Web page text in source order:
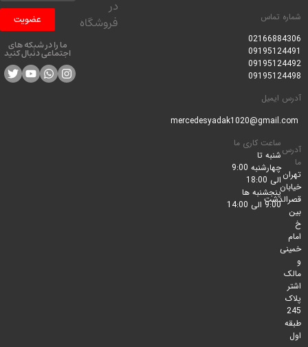
تماس
ساعت کاری ما
شنبه تا
چهارشنبه 9:00
الی 18:00
پنجشنبه ها
9:00 الی 14:00
فروشگاه
عضویت
ما را در شبکه های
اجتماعی دنبال کنید